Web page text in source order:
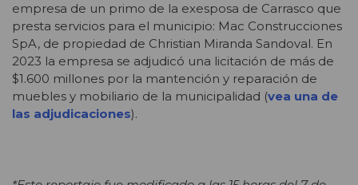
empresa de un primo de la exesposa de Carrasco que
presta servicios para el municipio: Mac Construcciones
SpA, de propiedad de Christian Miranda Sandoval. En
2023 la empresa se adjudicó una licitación de más de
$1.600 millones por la mantención y reparación de
muebles y mobiliario de la municipalidad (vea una de
las adjudicaciones).